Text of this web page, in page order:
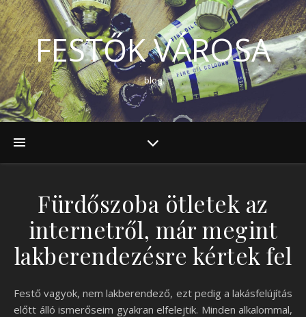
FESTŐK VÁROSA
blog
Fürdőszoba ötletek az
internetről, már megint
lakberendezésre kértek fel
Festő vagyok, nem lakberendező, ezt pedig a lakásfelújítás
előtt álló ismerőseim gyakran elfelejtik. Minden alkalommal,